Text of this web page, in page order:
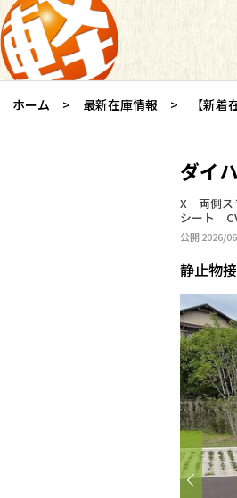
ホーム 最新在庫情報 【新
ダイ
X 両側ス
シート
公開 2026/
静止物